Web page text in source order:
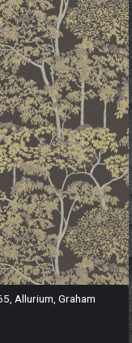
Allurium, Graham